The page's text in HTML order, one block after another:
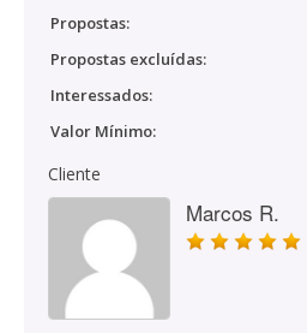
Propostas:
Propostas excluídas:
Interessados:
Valor Mínimo:
Cliente
Marcos R.